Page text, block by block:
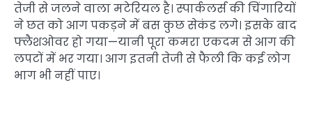
तेजी से जलने वाला मटेरियल है। स्पार्कलर्स की चिंगारियों
ने छत को आग पकड़ने में बस कुछ सेकंड लगे। इसके बाद
फ्लैशओवर हो गया—यानी पूरा कमरा एकदम से आग की
लपटों में भर गया। आग इतनी तेजी से फैली कि कई लोग
भाग भी नहीं पाए।